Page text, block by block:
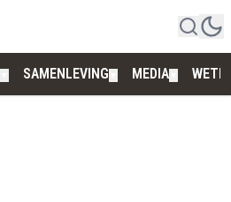
SAMENLEVING MEDIA